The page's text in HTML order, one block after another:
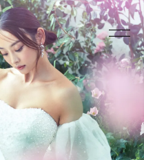
JAENIT
BRAND
VERA WANG HAUTE